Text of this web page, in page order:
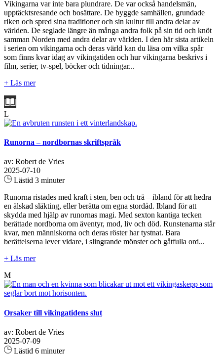
Vikingarna var inte bara plundrare. De var också handelsmän,
upptäcktsresande och bosättare. De byggde samhällen, grundade
riken och spred sina traditioner och sin kultur till andra delar av
världen. De seglade längre än många andra folk på sin tid och knöt
samman Norden med andra delar av världen. I den här sista artikeln
i serien om vikingarna och deras värld kan du läsa om vilka spår
som finns kvar idag av vikingatiden och hur vikingarna beskrivs i
film, serier, tv-spel, böcker och tidningar...
+ Läs mer
L
Runorna – nordbornas skriftspråk
av: Robert de Vries
2025-07-10
Lästid 3 minuter
Runorna ristades med kraft i sten, ben och trä – ibland för att hedra
en älskad släkting, eller berätta om egna stordåd. Ibland för att
skydda med hjälp av runornas magi. Med sexton kantiga tecken
berättade nordborna om äventyr, mod, liv och död. Runstenarna står
kvar, men människorna och deras röster har tystnat. Bara
berättelserna lever vidare, i slingrande mönster och gåtfulla ord...
+ Läs mer
M
Orsaker till vikingatidens slut
av: Robert de Vries
2025-07-09
Lästid 6 minuter